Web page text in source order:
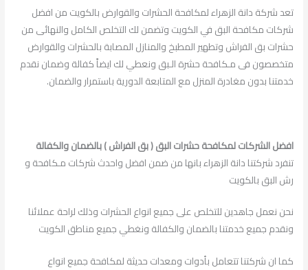
تعد شركة دانة الزهراء لمكافحة الحشرات والقوارض بالكويت من افضل
شركات مكافحة البق في الكويت وتضمن لك التخلص الكامل والنهائى من
حشرات بق الفراش وتطهير المطبخ والمنازل المصابة بالحشرات والقوارض
متخصصون فى مـكافحة حشرة الـبق ونعطي لك ايضاً كفالة وضمان نقدم
خدمتنا بدون مغادرة المنزل مع المتابعة الدورية باستمرار والضمان.
افضل الشركات لمكافحة حشرات البق ( بق الفراش ) بالضمان والكفالة
تنفرد شركتنا دانة الزهراء بانها من ضمن افضل واحدث شركات مـكافحة و
رش البق بالكويت
نحن نعمل جاهدين للتخلص على جميع انواع الحشرات وذلك لراحة عملائنا
ونقدم جميع خدمتنا بالضمان والكفالة ونغطي جميع مناطق الكويت
كما ان شركتنا تتعامل بأدوات ومعدات حديثة لمكافحة جميع انواع